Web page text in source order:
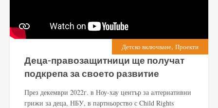
Детско включване, Проекти
Деца-правозащитници ще получат
подкрепа за своето развитие
През декември 2022г. в Ноу-хау център за алтернативни
грижи за деца, НБУ, в партньорство с Child Rights